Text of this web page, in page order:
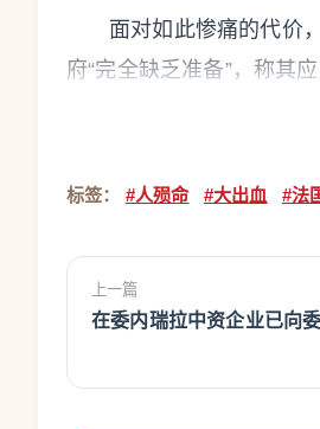
面对如此惨痛的代价
府“完全缺乏准备”，称其
颇具讽刺意味的是，政府
屋、改善隔热的节能补贴
在应对气候变化时“荒谬且
这场危机还折射出极
标签： #人殒命 #大出血 #法
上一篇
在委内瑞拉中资企业已向